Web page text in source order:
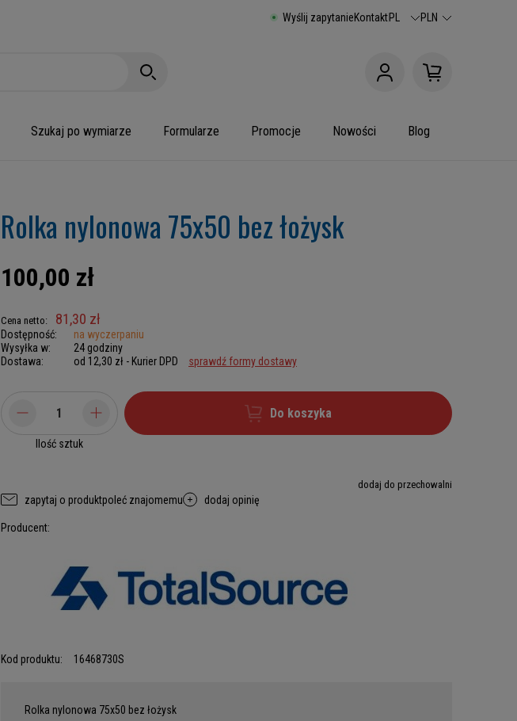
Wyślij zapytanieKontaktPL PLN
Szukaj po wymiarze Formularze Promocje Nowości Blog
Rolka nylonowa 75x50 bez łożysk
100,00 zł
Cena netto: 81,30 zł
Dostępność:
na wyczerpaniu
Wysyłka w:
24 godziny
Dostawa:
od 12,30 zł - Kurier DPD sprawdź formy dostawy
Ilość sztuk
Do koszyka
dodaj do przechowalni
zapytaj o produktpoleć znajomemu dodaj opinię
Producent:
Kod produktu: 16468730S
Rolka nylonowa 75x50 bez łożysk